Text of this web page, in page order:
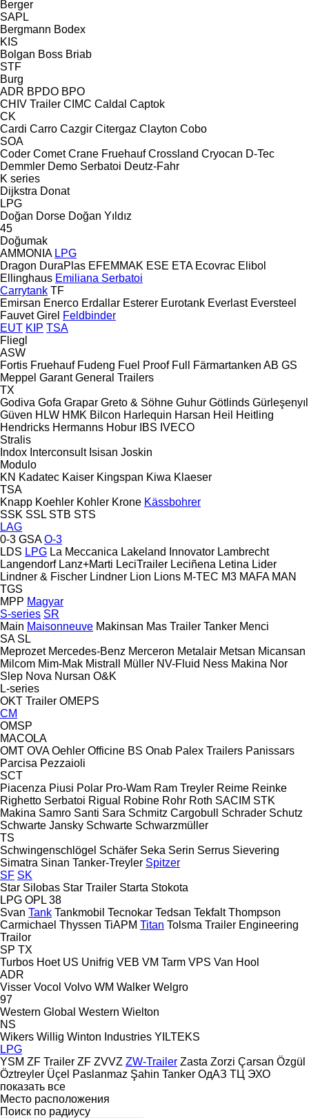
Berger
SAPL
Bergmann Bodex
KIS
Bolgan Boss Briab
STF
Burg
ADR BPDO BPO
CHIV Trailer CIMC Caldal Captok
CK
Cardi Carro Cazgir Citergaz Clayton Cobo
SOA
Coder Comet Crane Fruehauf Crossland Cryocan D-Tec
Demmler Demo Serbatoi Deutz-Fahr
K series
Dijkstra Donat
LPG
Doğan Dorse Doğan Yıldız
45
Doğumak
AMMONIA LPG
Dragon DuraPlas EFEMMAK ESE ETA Ecovrac Elibol
Ellinghaus Emiliana Serbatoi
Carrytank TF
Emirsan Enerco Erdallar Esterer Eurotank Everlast Eversteel
Fauvet Girel Feldbinder
EUT KIP TSA
Fliegl
ASW
Fortis Fruehauf Fudeng Fuel Proof Full Färmartanken AB GS
Meppel Garant General Trailers
TX
Godiva Gofa Grapar Greto & Söhne Guhur Götlinds Gürleşenyıl
Güven HLW HMK Bilcon Harlequin Harsan Heil
Heitling
Hendricks Hermanns Hobur IBS IVECO
Stralis
Indox Interconsult Isisan Joskin
Modulo
KN Kadatec Kaiser Kingspan Kiwa Klaeser
TSA
Knapp Koehler Kohler Krone Kässbohrer
SSK SSL STB STS
LAG
0-3 GSA O-3
LDS LPG La Meccanica Lakeland Innovator Lambrecht
Langendorf Lanz+Marti LeciTrailer Leciñena Letina Lider
Lindner & Fischer Lindner Lion Lions M-TEC M3 MAFA MAN
TGS
MPP Magyar
S-series SR
Main Maisonneuve Makinsan Mas Trailer Tanker Menci
SA SL
Meprozet Mercedes-Benz Merceron Metalair Metsan Micansan
Milcom Mim-Mak Mistrall Müller NV-Fluid Ness Makina Nor
Slep Nova Nursan O&K
L-series
OKT Trailer OMEPS
CM
OMSP
MACOLA
OMT OVA Oehler Officine BS Onab Palex Trailers Panissars
Parcisa Pezzaioli
SCT
Piacenza Piusi Polar Pro-Wam Ram Treyler Reime Reinke
Righetto Serbatoi Rigual Robine Rohr Roth SACIM STK
Makina Samro Santi Sara Schmitz Cargobull Schrader Schutz
Schwarte Jansky Schwarte Schwarzmüller
TS
Schwingenschlögel Schäfer Seka Serin Serrus Sievering
Simatra Sinan Tanker-Treyler Spitzer
SF SK
Star Silobas Star Trailer Starta Stokota
LPG OPL 38
Svan Tank Tankmobil Tecnokar Tedsan Tekfalt Thompson
Carmichael Thyssen TiAPM Titan Tolsma Trailer Engineering
Trailor
SP TX
Turbos Hoet US Unifrig VEB VM Tarm VPS Van Hool
ADR
Visser Vocol Volvo WM Walker Welgro
97
Western Global Western Wielton
NS
Wikers Willig Winton Industries YILTEKS
LPG
YSM ZF Trailer ZF ZVVZ ZW-Trailer Zasta Zorzi Çarsan Özgül
Öztreyler Üçel Paslanmaz Şahin Tanker ОдАЗ ТЦ ЭХО
показать все
Место расположения
Поиск по радиусу